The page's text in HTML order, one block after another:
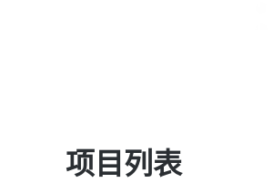
项目列表